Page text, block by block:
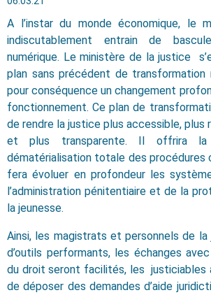
A l’instar du monde économique, le
indiscutablement entrain de
numérique. Le ministère de la justice
plan sans précédent de transformation
pour conséquence un changement
fonctionnement. Ce plan de
de rendre la justice plus accessible, plus
et plus transparente. Il offrira la
dématérialisation totale des procédures
fera évoluer en profondeur les
l’administration pénitentiaire et de la
la jeunesse.
Ainsi, les magistrats et personnels de
d’outils performants, les échanges
du droit seront facilités, les justiciables
de déposer des demandes d’aide